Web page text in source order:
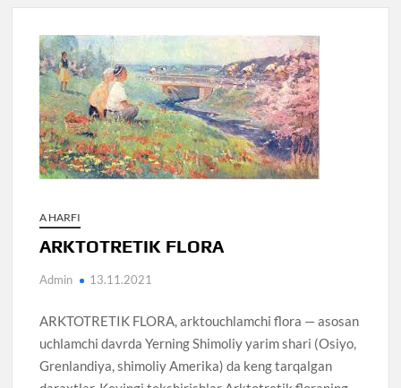
A HARFI
ARKTOTRETIK FLORA
Admin 13.11.2021
ARKTOTRETIK FLORA, arktouchlamchi flora — asosan
uchlamchi davrda Yerning Shimoliy yarim shari (Osiyo,
Grenlandiya, shimoliy Amerika) da keng tarqalgan